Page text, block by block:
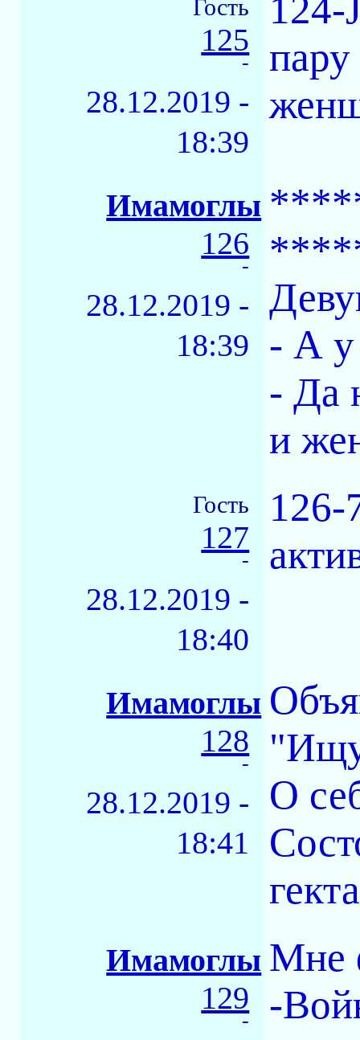
Гость
125
-
28.12.2019 -
18:39
124-
Имамоглы
126
-
28.12.2019 -
18:39 - А у
- Да
и
Гость
127
-
28.12.2019 -
18:40
Имамоглы
128
-
28.12.2019 -
18:41
О
Имамоглы
129
-
Мне
-